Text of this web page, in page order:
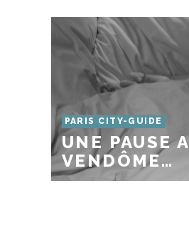
PARIS CITY-GUIDE
UNE PAUSE
VENDÔME…